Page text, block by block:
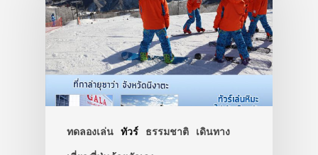
ทดลองเล่น ทัวร์ ธรรมชาติ เดินทาง
ทัวร์
ที่พัก
สาระน่ารู้
VIDEO
ภาพประทับใจ